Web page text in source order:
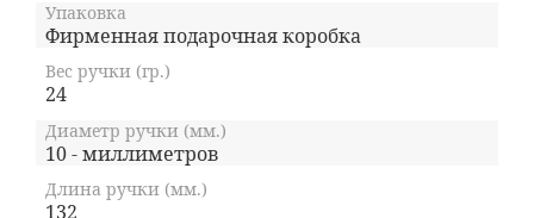
Упаковка
Фирменная подарочная коробка
Вес ручки (гр.)
24
Диаметр ручки (мм.)
10 - миллиметров
Длина ручки (мм.)
132